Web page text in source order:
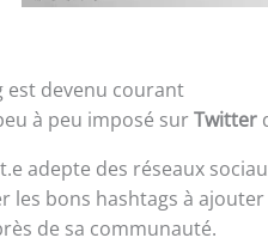
est devenu courant
à peu imposé surTwitter
adepte des réseaux
les bons hashtags à
de sa communauté.